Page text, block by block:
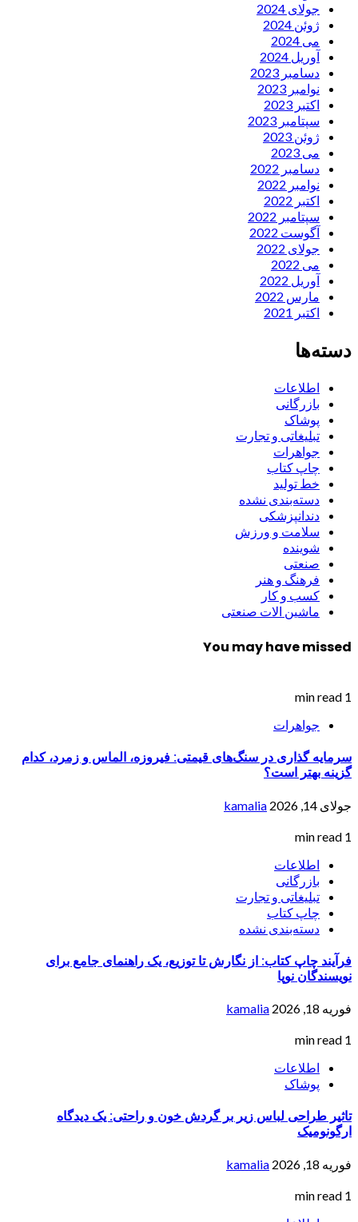
جولای 2024
ژوئن 2024
می 2024
آوریل 2024
دسامبر 2023
نوامبر 2023
اکتبر 2023
سپتامبر 2023
ژوئن 2023
می 2023
دسامبر 2022
نوامبر 2022
اکتبر 2022
سپتامبر 2022
آگوست 2022
جولای 2022
می 2022
آوریل 2022
مارس 2022
اکتبر 2021
دسته‌ها
اطلاعات
بازرگانی
پوشاک
تبلیغاتی و تجارت
جواهرات
چاپ کتاب
خط تولید
دسته‌بندی نشده
دندانپزشکی
سلامت و ورزش
شوینده
صنعتی
فرهنگ و هنر
کسب و کار
ماشین الات صنعتی
You may have missed
1 min read
جواهرات
سرمایه گذاری در سنگ‌های قیمتی: فیروزه، الماس و زمرد، کدام
گزینه بهتر است؟
جولای 14, 2026 kamalia
1 min read
اطلاعات
بازرگانی
تبلیغاتی و تجارت
چاپ کتاب
دسته‌بندی نشده
فرآیند چاپ کتاب: از نگارش تا توزیع، یک راهنمای جامع برای
نویسندگان نوپا
فوریه 18, 2026 kamalia
1 min read
اطلاعات
پوشاک
تاثیر طراحی لباس زیر بر گردش خون و راحتی: یک دیدگاه
ارگونومیک
فوریه 18, 2026 kamalia
1 min read